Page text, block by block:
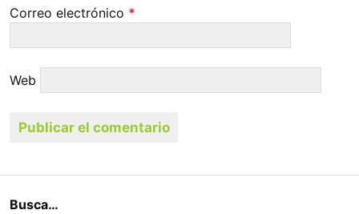
Correo electrónico *
Web
Busca…